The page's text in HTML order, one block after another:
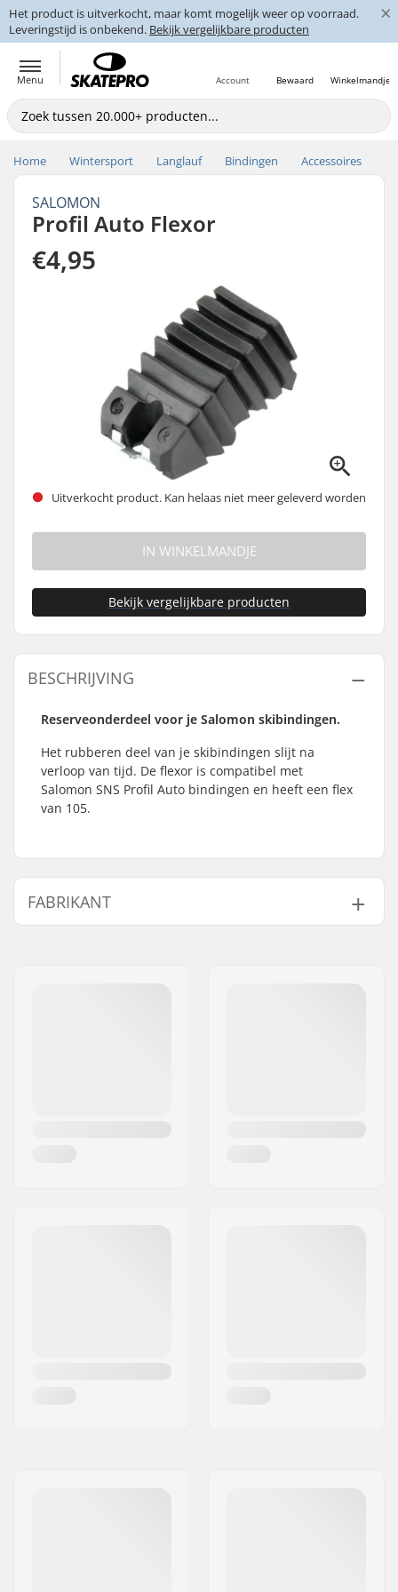
Het product is uitverkocht, maar komt mogelijk weer op voorraad.
Leveringstijd is onbekend. Bekijk vergelijkbare producten
×
Menu Winkelmandje
Bewaard
Account
Home Wintersport Langlauf Bindingen Accessoires
SALOMON
Profil Auto Flexor
€4,95
Uitverkocht product. Kan helaas niet meer geleverd worden
IN WINKELMANDJE
Bekijk vergelijkbare producten
BESCHRIJVING
Reserveonderdeel voor je Salomon skibindingen.
Het rubberen deel van je skibindingen slijt na
verloop van tijd. De flexor is compatibel met
Salomon SNS Profil Auto bindingen en heeft een flex
van 105.
FABRIKANT